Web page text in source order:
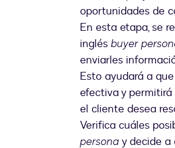
oportunidades de
En esta etapa, se
inglés buyer
enviarles
Esto ayudará a
efectiva y permitirá
el cliente desea
Verifica cuáles
persona y decide a